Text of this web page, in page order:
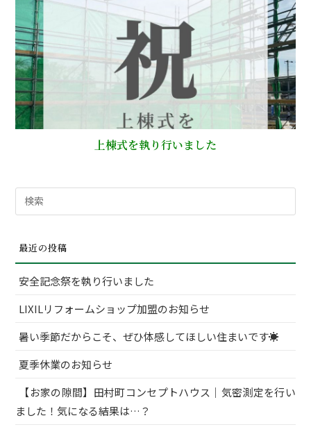
上棟式を執り行いました
索
象:
最近の投稿
安全記念祭を執り行いました
LIXILリフォームショップ加盟のお知らせ
暑い季節だからこそ、ぜひ体感してほしい住まいです☀
夏季休業のお知らせ
【お家の隙間】田村町コンセプトハウス｜気密測定を行い
ました！気になる結果は…？